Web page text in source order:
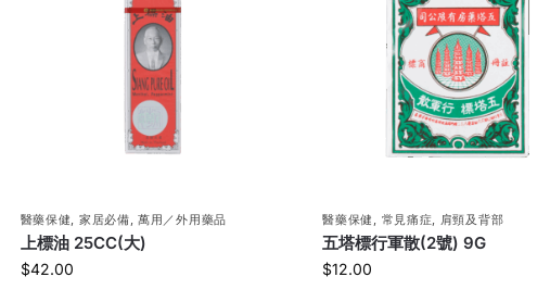
醫藥保健 家居必備 ,萬用／外用藥品
上標油 25CC(大)
$42.00
醫藥保健 常見痛症 肩頸及背部
五塔標行軍散(2號) 9G
$12.00